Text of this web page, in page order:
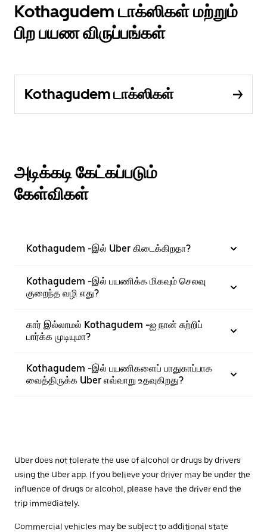
Kothagudem டாக்ஸிகள் மற்றும்
பிற பயண விருப்பங்கள்
Kothagudem டாக்ஸிகள்
அடிக்கடி கேட்கப்படும்
கேள்விகள்
Kothagudem -இல் Uber கிடைக்கிறதா?
Kothagudem -இல் பயணிக்க மிகவும் செலவு
குறைந்த வழி எது?
கார் இல்லாமல் Kothagudem -ஐ நான் சுற்றிப்
பார்க்க முடியுமா?
Kothagudem -இல் பயணிகளைப் பாதுகாப்பாக
வைத்திருக்க Uber எவ்வாறு உதவுகிறது?
Uber does not tolerate the use of alcohol or drugs by drivers
using the Uber app. If you believe your driver may be under the
influence of drugs or alcohol, please have the driver end the
trip immediately.
Commercial vehicles may be subject to additional state